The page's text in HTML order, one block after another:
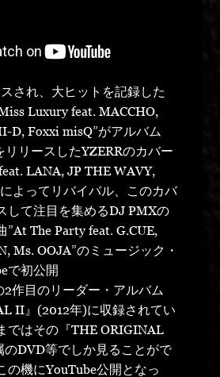
され、大ヒットを記録した
Luxury feat. MACCHO,
D, Foxxi misQ”がアルバム
リリースしたYZERRのカバー
LANA, JP THE WAVY,
よってリバイバル、このカバ
して注目を集めるDJ PMXの
”At The Party feat. G.CUE,
Ms. OOJA”のミュージック・
で初公開
作目のリーダー・アルバム
II』(2012年)に収録されてい
ではその『THE ORIGINAL
DVD等でしか見ることがで
の機にYouTube公開となっ